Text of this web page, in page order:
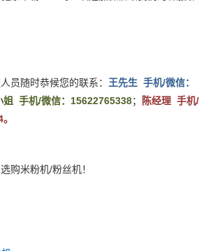
员随时恭候您的联系： 王先生 手机/微信：
姐 手机/微信：15622765338；
陈经理 手机/
购米粉机/粉丝机！